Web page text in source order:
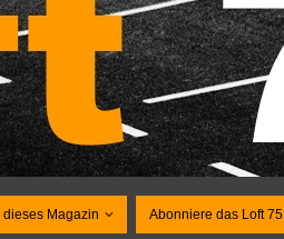
dieses Magazin Abonniere das Loft 75